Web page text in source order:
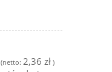
(netto: 2,36 zł)